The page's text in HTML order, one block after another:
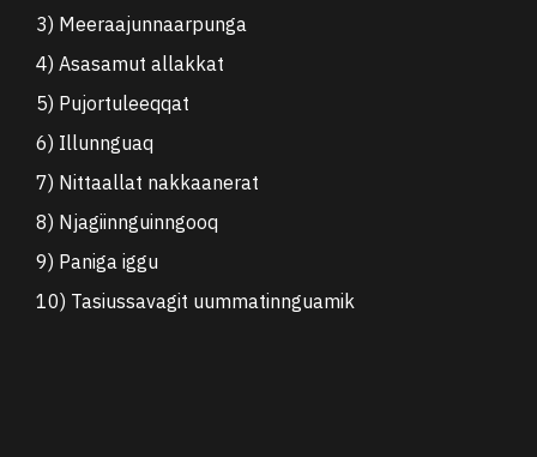
3) Meeraajunnaarpunga
4) Asasamut allakkat
5) Pujortuleeqqat
6) Illunnguaq
7) Nittaallat nakkaanerat
8) Njagiinnguinngooq
9) Paniga iggu
10) Tasiussavagit uummatinnguamik